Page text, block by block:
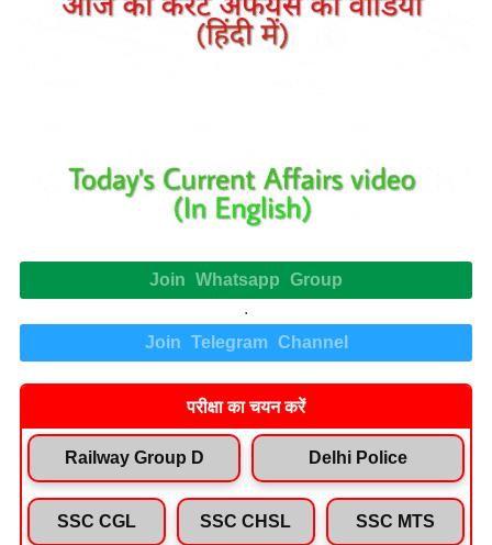
Join Whatsapp Group
.
Join Telegram Channel
परीक्षा का चयन करें
Railway Group D Delhi Police
SSC CGL SSC CHSL SSC MTS